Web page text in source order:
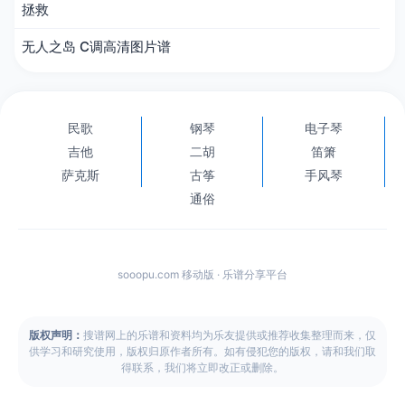
拯救
无人之岛 C调高清图片谱
民歌 钢琴
电子琴
吉他
二胡
笛箫
萨克斯
古筝
手风琴
通俗
sooopu.com 移动版 · 乐谱分享平台
版权声明： 搜谱网上的乐谱和资料均为乐友提供或推荐收集整理而来，仅
供学习和研究使用，版权归原作者所有。如有侵犯您的版权，请和我们取
得联系，我们将立即改正或删除。